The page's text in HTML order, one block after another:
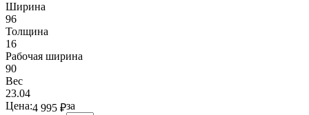
Ширина
96
Толщина
16
Рабочая ширина
90
Вес
23.04
Цена:4 995 ₽за